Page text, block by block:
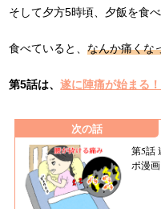
そして夕方5時頃、夕飯を食べ
食べていると、なんか痛くな
第5話は、遂に陣痛が始まる！
次の話
第5話
ポ漫画